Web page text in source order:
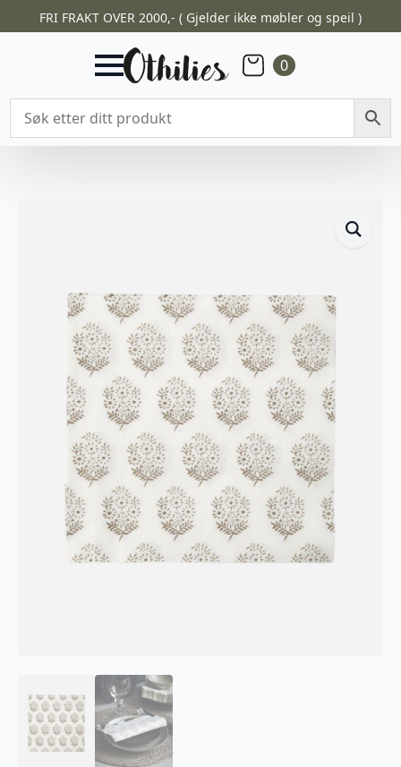
FRI FRAKT OVER 2000,- ( Gjelder ikke møbler og speil )
0